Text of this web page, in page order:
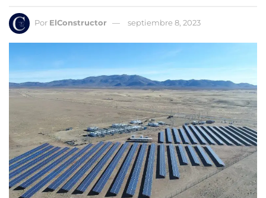
Por ElConstructor septiembre 8, 2023